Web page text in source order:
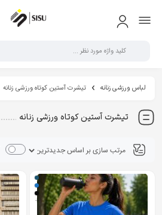
لباس ورزشی زنانه تیشرت آستین کوتاه ورزشی زنانه
تیشرت آستین کوتاه ورزشی زنانه
+